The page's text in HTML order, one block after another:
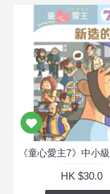
HK $30.0